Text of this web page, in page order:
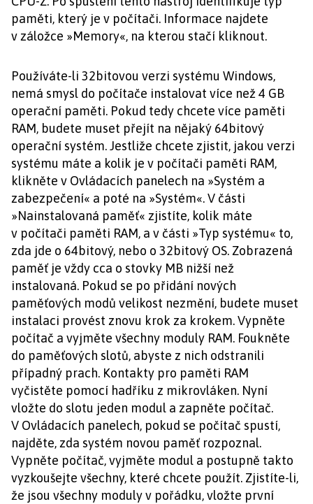
paměti, který je v počítači. Informace najdete
v záložce »Memory«, na kterou stačí kliknout.
Používáte-li 32bitovou verzi systému Windows,
nemá smysl do počítače instalovat více než 4 GB
operační paměti. Pokud tedy chcete více paměti
RAM, budete muset přejít na nějaký 64bitový
operační systém. Jestliže chcete zjistit, jakou verzi
systému máte a kolik je v počítači paměti RAM,
klikněte v Ovládacích panelech na »Systém a
zabezpečení« a poté na »Systém«. V části
»Nainstalovaná paměť« zjistíte, kolik máte
v počítači paměti RAM, a v části »Typ systému« to,
zda jde o 64bitový, nebo o 32bitový OS. Zobrazená
paměť je vždy cca o stovky MB nižší než
instalovaná. Pokud se po přidání nových
paměťových modů velikost nezmění, budete muset
instalaci provést znovu krok za krokem. Vypněte
počítač a vyjměte všechny moduly RAM. Foukněte
do paměťových slotů, abyste z nich odstranili
případný prach. Kontakty pro paměti RAM
vyčistěte pomocí hadříku z mikrovláken. Nyní
vložte do slotu jeden modul a zapněte počítač.
V Ovládacích panelech, pokud se počítač spustí,
najděte, zda systém novou paměť rozpoznal.
Vypněte počítač, vyjměte modul a postupně takto
vyzkoušejte všechny, které chcete použít. Zjistíte-li,
že jsou všechny moduly v pořádku, vložte první